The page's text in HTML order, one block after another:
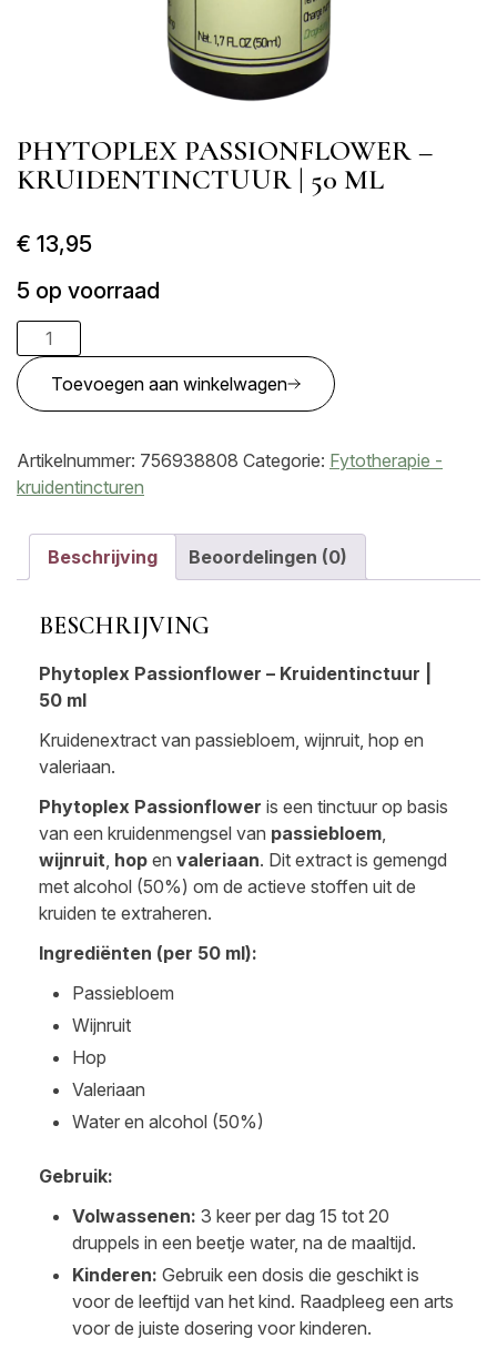
​PHYTOPLEX PASSIONFLOWER –
KRUIDENTINCTUUR | 50 ML
€ 13,95
5 op voorraad
Phytoplex
Passionflower
|
50
aantal
Toevoegen aan winkelwagen
Artikelnummer: 756938808 Categorie: Fytotherapie -
kruidentincturen
Beschrijving Beoordelingen (0)
BESCHRIJVING
Phytoplex Passionflower – Kruidentinctuur |
50 ml
Kruidenextract van passiebloem, wijnruit, hop en
valeriaan.
Phytoplex Passionflower is een tinctuur op basis
van een kruidenmengsel van passiebloem,
wijnruit, hop en valeriaan. Dit extract is gemengd
met alcohol (50%) om de actieve stoffen uit de
kruiden te extraheren.
Ingrediënten (per 50 ml):
Passiebloem
Wijnruit
Hop
Valeriaan
Water en alcohol (50%)
Gebruik:
Volwassenen: 3 keer per dag 15 tot 20
druppels in een beetje water, na de maaltijd.
Kinderen: Gebruik een dosis die geschikt is
voor de leeftijd van het kind. Raadpleeg een arts
voor de juiste dosering voor kinderen.